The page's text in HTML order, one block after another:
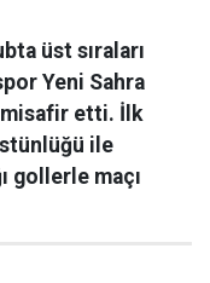
üst sıraları
Yeni Sahra
misafir etti. İlk
ile
gollerle maçı